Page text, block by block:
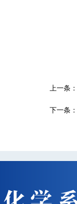
上一条：
下一条：